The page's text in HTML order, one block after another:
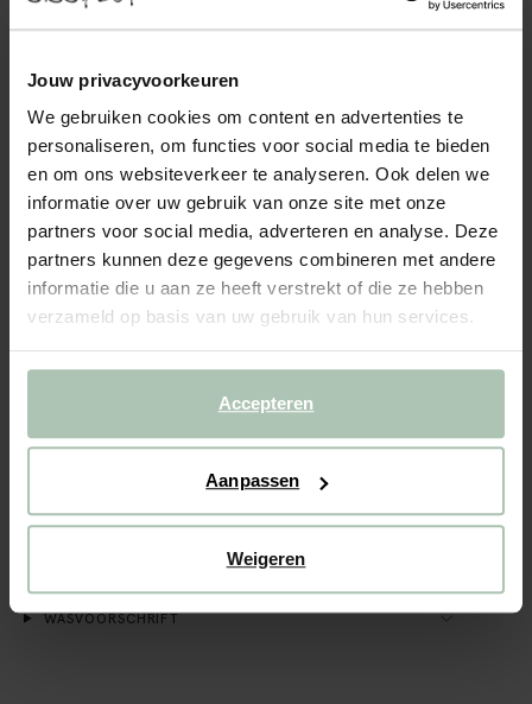
Jouw privacyvoorkeuren
We gebruiken cookies om content en advertenties te
personaliseren, om functies voor social media te bieden
en om ons websiteverkeer te analyseren. Ook delen we
informatie over uw gebruik van onze site met onze
partners voor social media, adverteren en analyse. Deze
partners kunnen deze gegevens combineren met andere
informatie die u aan ze heeft verstrekt of die ze hebben
verzameld op basis van uw gebruik van hun services.
Accepteren
Aanpassen
Weigeren
Achteraf betalen
Snelle levering
REVIEWS (3)
OMSCHRIJVING
Roze bomberjack van Sissy-Boy. De jas heeft lange
mouwen, een ritssluiting, hoge hals, verlaagde schouders
en een relaxed fit. Verder heeft de jas een oudroze kleur
met twee steekzakken aan de voorzijde. Materiaal: 58%
ALLES OVER DIT PRODUCT
MAATTABEL
WASVOORSCHRIFT